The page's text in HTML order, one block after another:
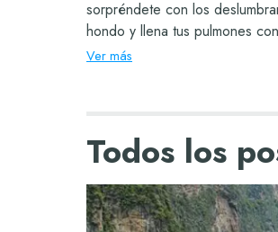
sorpréndete con los
hondo y llena tus pulmones
necesitas? Solo ponte en
por siempre.
Ver más
Todos los